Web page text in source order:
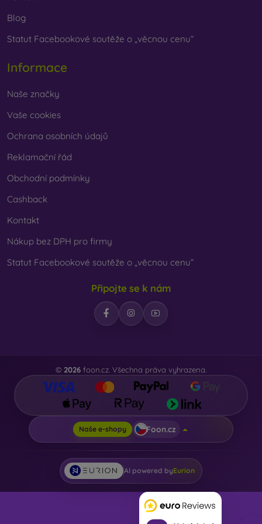
Blog
Statut Facebookové soutěže o „věcnou cenu“
Informace
Naše značky
Vaše cookies
Ochrana osobních údajů
Reklamační řád
Obchodní podmínky
Cashback
Kontakt
Nákup bez DPH pro firmy
Statut Facebookové soutěže o „věcnou cenu“
Připojte se k nám
© 2026 foon.cz. Všechna práva vyhrazena.
Naše e-shopy Foon.cz
AI powered byEurion